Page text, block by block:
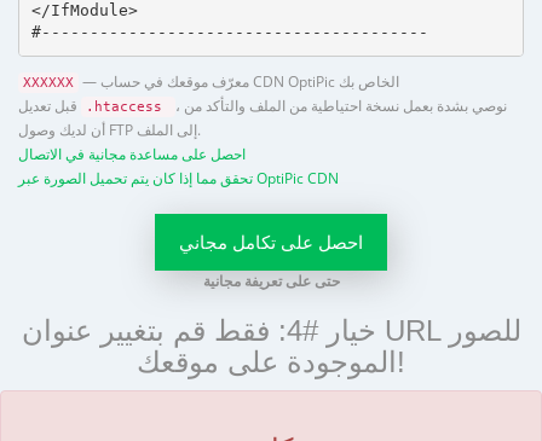
</IfModule>
#----------------------------------------
XXXXXX
— معرّف موقعك في حساب CDN OptiPic الخاص بك
.htaccess
، نوصي بشدة بعمل نسخة احتياطية من الملف والتأكد من
أن لديك وصول FTP إلى الملف.
احصل على مساعدة مجانية في الاتصال
تحقق مما إذا كان يتم تحميل الصورة عبر OptiPic CDN
احصل على تكامل مجاني
حتى على تعريفة مجانية
خيار #4: فقط قم بتغيير عنوان URL للصور
الموجودة على موقعك!